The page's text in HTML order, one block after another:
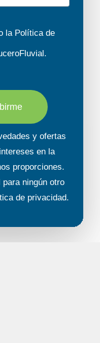
la Política de
y ofertas
en la
proporciones.
ningún otro
de privacidad.